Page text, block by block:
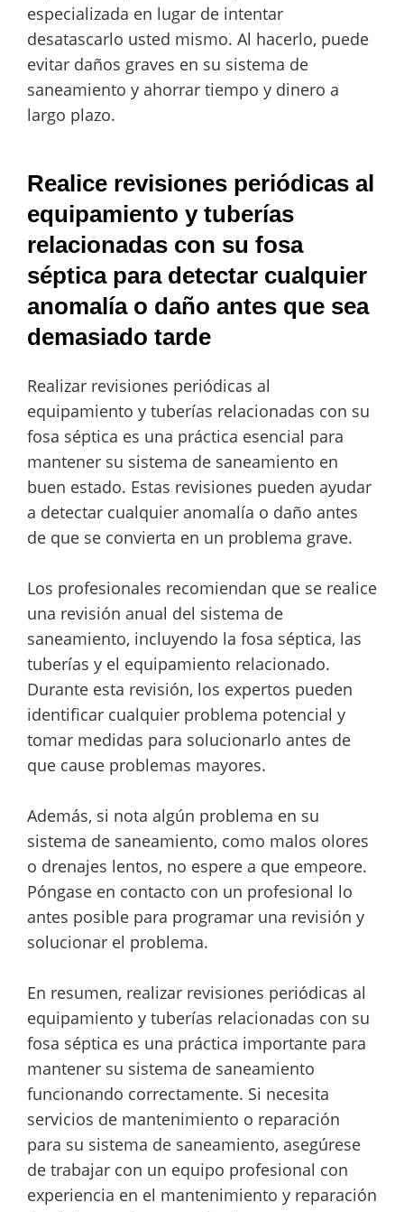
especializada en lugar de intentar
desatascarlo usted mismo. Al hacerlo, puede
evitar daños graves en su sistema de
saneamiento y ahorrar tiempo y dinero a
largo plazo.
Realice revisiones periódicas al
equipamiento y tuberías
relacionadas con su fosa
séptica para detectar cualquier
anomalía o daño antes que sea
demasiado tarde
Realizar revisiones periódicas al
equipamiento y tuberías relacionadas con su
fosa séptica es una práctica esencial para
mantener su sistema de saneamiento en
buen estado. Estas revisiones pueden ayudar
a detectar cualquier anomalía o daño antes
de que se convierta en un problema grave.
Los profesionales recomiendan que se realice
una revisión anual del sistema de
saneamiento, incluyendo la fosa séptica, las
tuberías y el equipamiento relacionado.
Durante esta revisión, los expertos pueden
identificar cualquier problema potencial y
tomar medidas para solucionarlo antes de
que cause problemas mayores.
Además, si nota algún problema en su
sistema de saneamiento, como malos olores
o drenajes lentos, no espere a que empeore.
Póngase en contacto con un profesional lo
antes posible para programar una revisión y
solucionar el problema.
En resumen, realizar revisiones periódicas al
equipamiento y tuberías relacionadas con su
fosa séptica es una práctica importante para
mantener su sistema de saneamiento
funcionando correctamente. Si necesita
servicios de mantenimiento o reparación
para su sistema de saneamiento, asegúrese
de trabajar con un equipo profesional con
experiencia en el mantenimiento y reparación